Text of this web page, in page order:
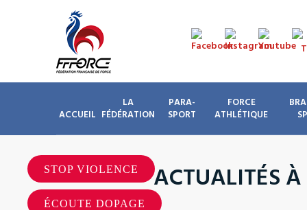
ACCUEIL
LA
FÉDÉRATION
PARA-
SPORT
FORCE
ATHLÉTIQUE
STOP VIOLENCE
ÉCOUTE DOPAGE
ACTUALITÉS